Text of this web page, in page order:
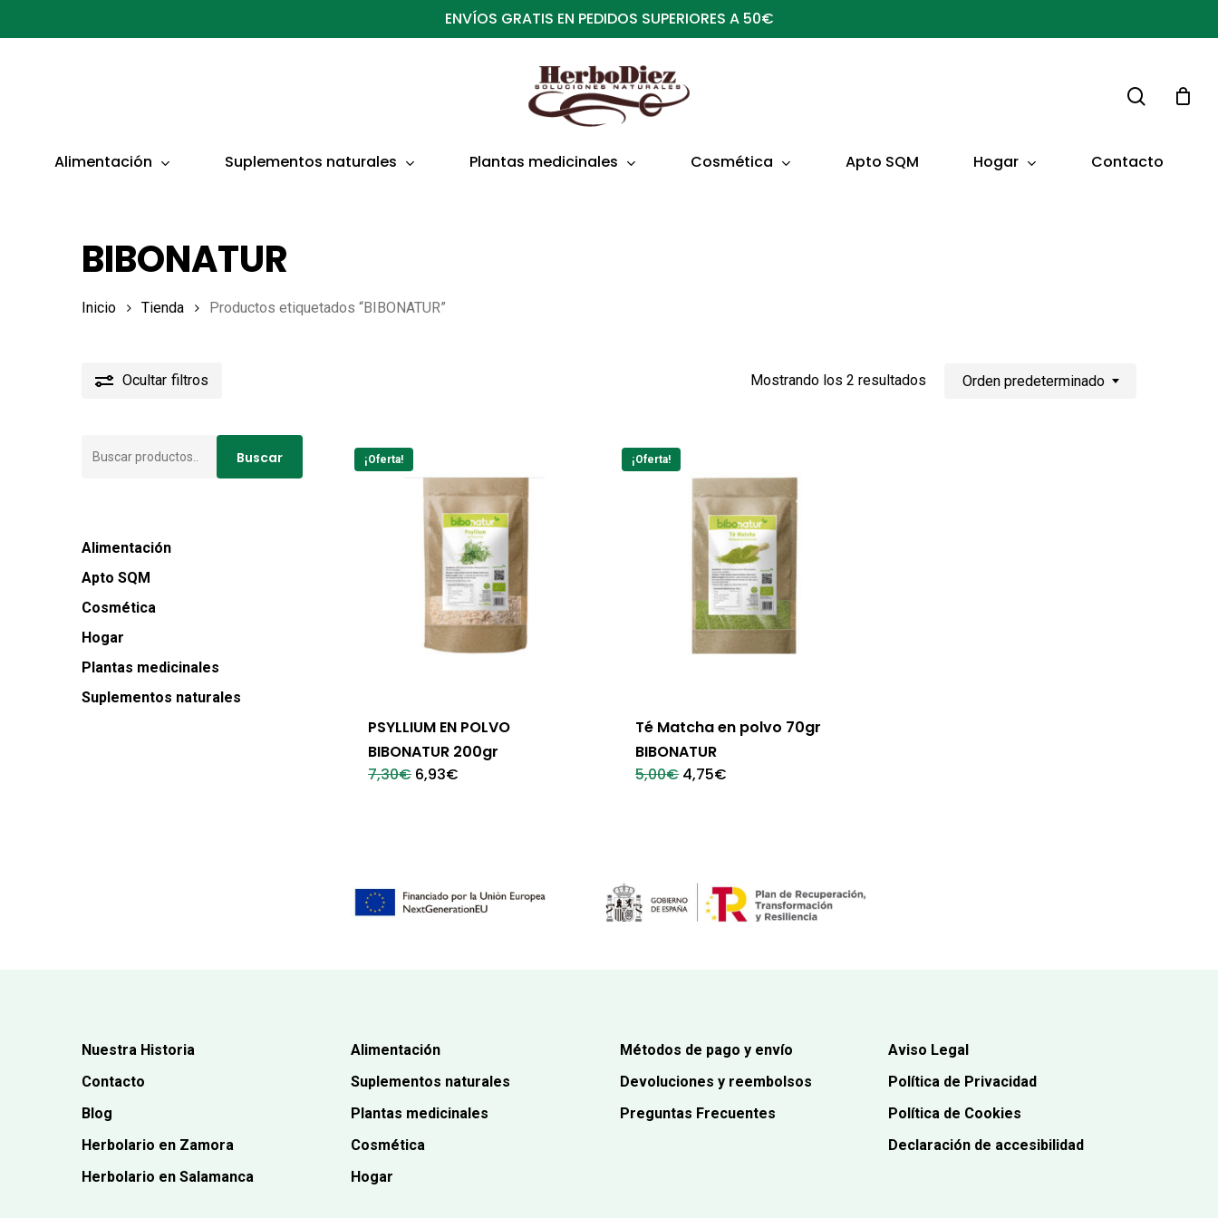
al
ENVÍOS GRATIS EN PEDIDOS SUPERIORES A 50€
Presionar ENTER para buscar o ESC para cerrar
Alimentación Suplementos naturales Plantas medicinales Cosmética Apto SQM Hogar Contacto
BIBONATUR
Inicio Tienda Productos etiquetados “BIBONATUR”
Ocultar filtros Mostrando los 2 resultados Orden predeterminado
Buscar
Alimentación
Apto SQM
Cosmética
Hogar
Plantas medicinales
Suplementos naturales
¡Oferta!
PSYLLIUM EN POLVO
BIBONATUR 200gr
7,30€ El
precio
6,93€
¡Oferta!
Té Matcha en polvo 70gr
BIBONATUR
5,00€ El
precio
4,75€
Nuestra Historia
Contacto
Blog
Herbolario en Zamora
Herbolario en Salamanca
Alimentación
Suplementos naturales
Plantas medicinales
Cosmética
Hogar
Métodos de pago y envío
Devoluciones y reembolsos
Preguntas Frecuentes
Aviso Legal
Política de Privacidad
Política de Cookies
Declaración de accesibilidad